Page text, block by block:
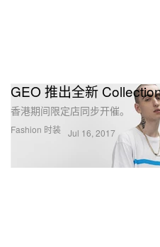
Fashion 时装
GEO 推出全新
香港期间限定店同步开催。
Jul 16, 2017